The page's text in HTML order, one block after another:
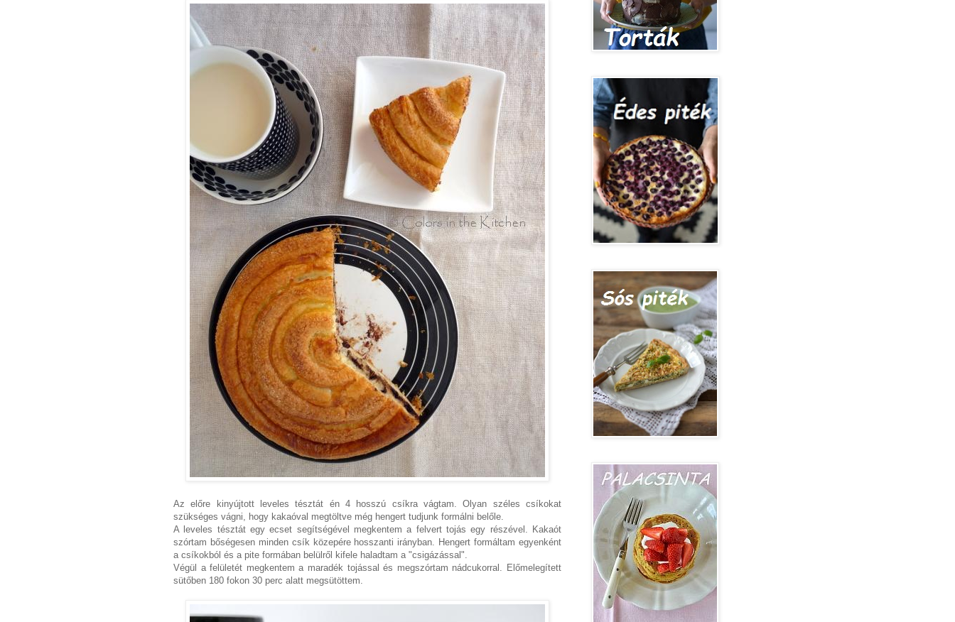
Az előre kinyújtott leveles tésztát én 4 hosszú csíkra vágtam. Olyan széles csíkokat
szükséges vágni, hogy kakaóval megtöltve még hengert tudjunk formálni belőle.
A leveles tésztát egy ecset segítségével megkentem a felvert tojás egy részével. Kakaót
szórtam bőségesen minden csík közepére hosszanti irányban. Hengert formáltam egyenként
a csíkokból és a pite formában belülről kifele haladtam a "csigázással".
Végül a felületét megkentem a maradék tojással és megszórtam nádcukorral. Előmelegített
sütőben 180 fokon 30 perc alatt megsütöttem.